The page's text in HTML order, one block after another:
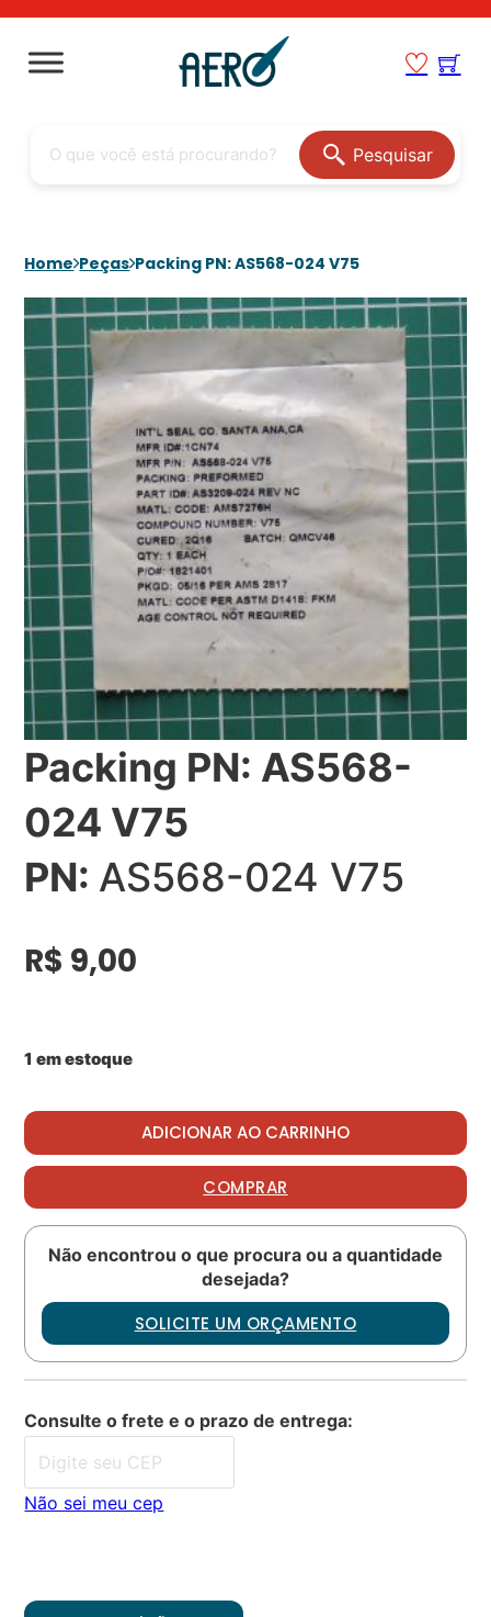
Pesquisar
Home Peças Packing PN: AS568-024 V75
Packing PN: AS568-
024 V75
PN: AS568-024 V75
R$ 9,00
1 em estoque
Packing PN: AS568-024 V75 quantidade
ADICIONAR AO CARRINHO
COMPRAR
Não encontrou o que procura ou a quantidade
desejada?
SOLICITE UM ORÇAMENTO
Consulte o frete e o prazo de entrega:
Não sei meu cep